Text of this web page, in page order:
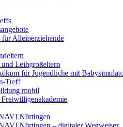
für Alleinerziehende
Leihgroßeltern
für Jugendliche mit
Treff
mobil
Nürtingen
Nürtingen – digitaler Wegweiser